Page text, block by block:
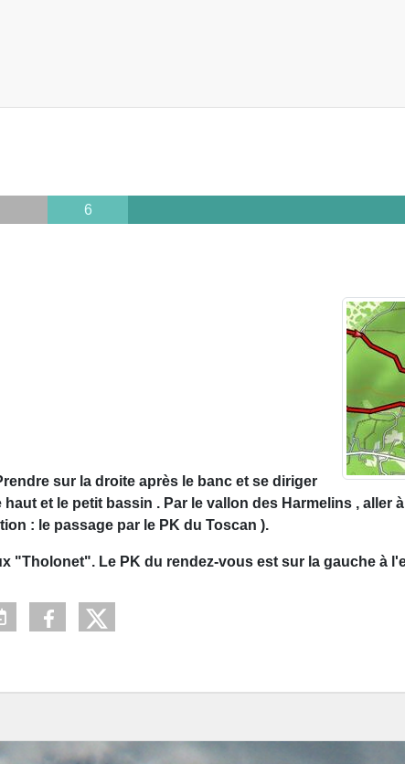
6
sur la droite après le banc et se diriger
et le petit bassin . Par le vallon des Harmelins , aller
: le passage par le PK du Toscan ).
"Tholonet". Le PK du rendez-vous est sur la gauche à